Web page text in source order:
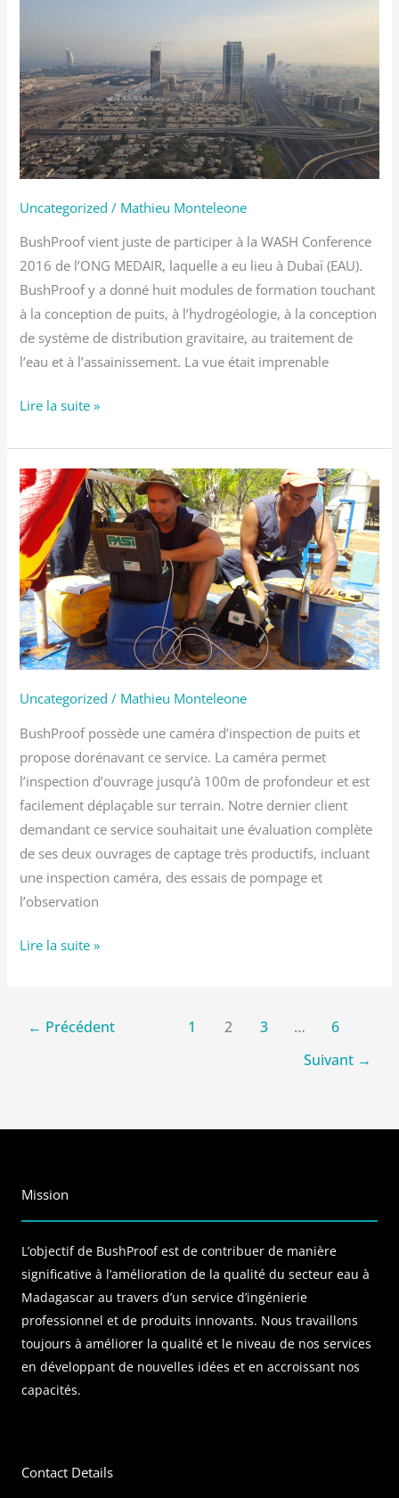
Uncategorized / Mathieu Monteleone
BushProof vient juste de participer à la WASH Conference
2016 de l’ONG MEDAIR, laquelle a eu lieu à Dubaï (EAU).
BushProof y a donné huit modules de formation touchant
à la conception de puits, à l’hydrogéologie, à la conception
de système de distribution gravitaire, au traitement de
l’eau et à l’assainissement. La vue était imprenable
Lire la suite »
Uncategorized / Mathieu Monteleone
BushProof possède une caméra d’inspection de puits et
propose dorénavant ce service. La caméra permet
l’inspection d’ouvrage jusqu’à 100m de profondeur et est
facilement déplaçable sur terrain. Notre dernier client
demandant ce service souhaitait une évaluation complète
de ses deux ouvrages de captage très productifs, incluant
une inspection caméra, des essais de pompage et
l’observation
Service
d’inspection
d’ouvrage
Lire la suite »
← Précédent 1 2 3 …
6
Suivant →
Mission
L’objectif de BushProof est de contribuer de manière
significative à l’amélioration de la qualité du secteur eau à
Madagascar au travers d’un service d’ingénierie
professionnel et de produits innovants. Nous travaillons
toujours à améliorer la qualité et le niveau de nos services
en développant de nouvelles idées et en accroissant nos
capacités.
Contact Details